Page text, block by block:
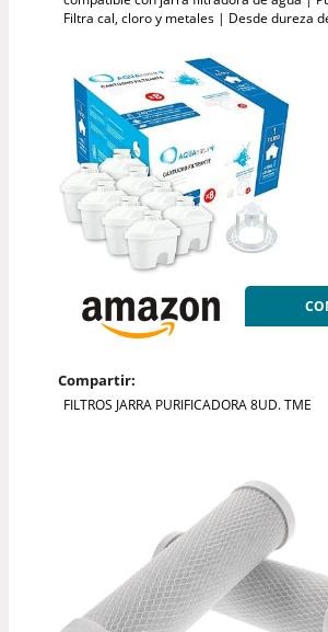
Filtra cal, cloro y metales | Desde dureza
Compartir:
FILTROS JARRA PURIFICADORA 8UD. TME